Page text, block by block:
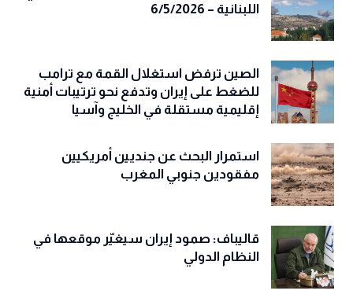
اللبنانية – 6/5/2026
الصين ترفض استغلال القمة مع ترامب
للضغط على إيران وتدفع نحو ترتيبات أمنية
إقليمية مستقلة في الخليج وآسيا
استمرار البحث عن جنديين أمريكيين
مفقودين جنوبي المغرب
قاليباف: صمود إيران سيغيّر موقعها في
النظام الدولي